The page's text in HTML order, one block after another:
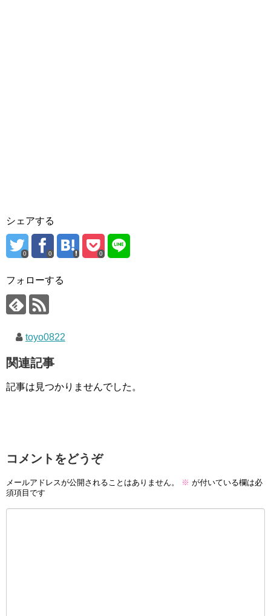
シェアする
0 0 0
フォローする
toyo0822
関連記事
記事は見つかりませんでした。
コメントをどうぞ
メールアドレスが公開されることはありません。 ※ が付いている欄は必
須項目です